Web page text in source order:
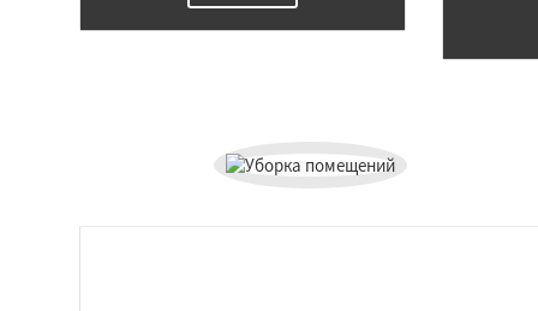
Электросталь
Андреево